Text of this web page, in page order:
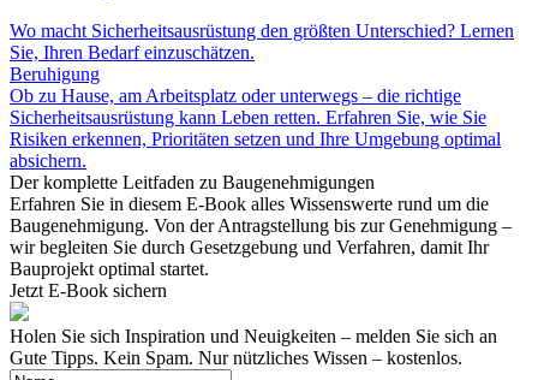
Wo macht Sicherheitsausrüstung den größten Unterschied? Lernen
Sie, Ihren Bedarf einzuschätzen.
Beruhigung
Ob zu Hause, am Arbeitsplatz oder unterwegs – die richtige
Sicherheitsausrüstung kann Leben retten. Erfahren Sie, wie Sie
Risiken erkennen, Prioritäten setzen und Ihre Umgebung optimal
absichern.
Der komplette Leitfaden zu Baugenehmigungen
Erfahren Sie in diesem E-Book alles Wissenswerte rund um die
Baugenehmigung. Von der Antragstellung bis zur Genehmigung –
wir begleiten Sie durch Gesetzgebung und Verfahren, damit Ihr
Bauprojekt optimal startet.
Jetzt E-Book sichern
Holen Sie sich Inspiration und Neuigkeiten – melden Sie sich an
Gute Tipps. Kein Spam. Nur nützliches Wissen – kostenlos.